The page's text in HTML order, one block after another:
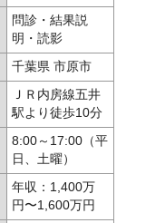
問診・結果説
明・読影
千葉県 市原市
ＪＲ内房線五井
駅より徒歩10分
8:00～17:00（平
日、土曜）
年収：1,400万
円〜1,600万円